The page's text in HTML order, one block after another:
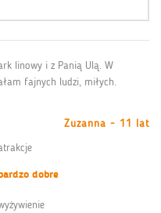
linowy i z Panią Ulą. W
fajnych ludzi, miłych.
Zuzanna - 11 lat
dobre